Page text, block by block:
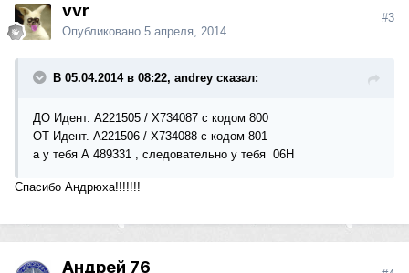
vvr
Опубликовано 5 апреля, 2014
#3
В 05.04.2014 в 08:22, andrey сказал:
ДО Идент. A221505 / X734087 с кодом 800
ОТ Идент. A221506 / X734088 с кодом 801
а у тебя А 489331 , следовательно у тебя 06H
Спасибо Андрюха!!!!!!!
Андрей 76